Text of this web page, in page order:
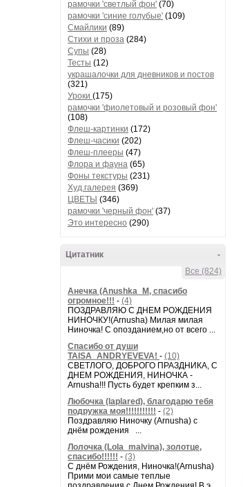
рамочки 'светлый фон' (70)
рамочки 'синие голубые' (109)
Смайлики (89)
Стихи и проза (284)
Супы (28)
Тесты (12)
украшалочки для дневников и постов
(321)
Уроки (175)
рамочки 'фиолетовый и розовый фон'
(108)
Флеш-картинки (172)
Флеш-часики (202)
Флеш-плееры (47)
Флора и фауна (65)
Фоны текстуры (231)
Худ.галерея (369)
ЦВЕТЫ (346)
рамочки 'черный фон' (37)
Это интересно (290)
-
Цитатник
Все (824)
Анечка (Anushka_M, спасибо
огромное!!! - (4)
ПОЗДРАВЛЯЮ С ДНЕМ РОЖДЕНИЯ
НИНОЧКУ!(Arnusha) Милая милая
Ниночка! С опозданием,но от всего ...
Спасибо от души
TAISA_ANDRYEVEVA! - (10)
СВЕТЛОГО, ДОБРОГО ПРАЗДНИКА, С
ДНЕМ РОЖДЕНИЯ, НИНОЧКА -
Arnusha!!! Пусть будет крепким з...
Любочка (laplared), благодарю тебя
подружка моя!!!!!!!!!!! - (2)
Поздравляю Ниночку (Arnusha) с
днём рождения ...
Лолочка (Lola_malvina), золотце,
спасибо!!!!!! - (3)
С днём Рождения, Ниночка!(Аrnusha)
Прими мои самые теплые